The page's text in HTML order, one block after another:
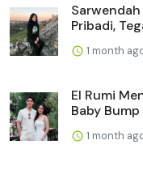
Pribadi,
1 month
El Rumi
Baby Bump
1 month